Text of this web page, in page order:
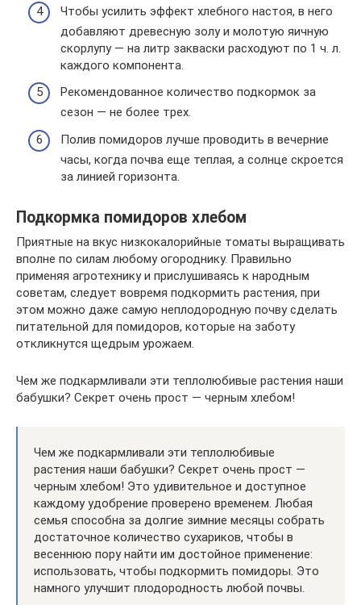
Чтобы усилить эффект хлебного настоя, в него
добавляют древесную золу и молотую яичную
скорлупу — на литр закваски расходуют по 1 ч. л.
каждого компонента.
Рекомендованное количество подкормок за
сезон — не более трех.
Полив помидоров лучше проводить в вечерние
часы, когда почва еще теплая, а солнце скроется
за линией горизонта.
Подкормка помидоров хлебом
Приятные на вкус низкокалорийные томаты выращивать
вполне по силам любому огороднику. Правильно
применяя агротехнику и прислушиваясь к народным
советам, следует вовремя подкормить растения, при
этом можно даже самую неплодородную почву сделать
питательной для помидоров, которые на заботу
откликнутся щедрым урожаем.
Чем же подкармливали эти теплолюбивые растения наши
бабушки? Секрет очень прост — черным хлебом!
Чем же подкармливали эти теплолюбивые
растения наши бабушки? Секрет очень прост —
черным хлебом! Это удивительное и доступное
каждому удобрение проверено временем. Любая
семья способна за долгие зимние месяцы собрать
достаточное количество сухариков, чтобы в
весеннюю пору найти им достойное применение:
использовать, чтобы подкормить помидоры. Это
намного улучшит плодородность любой почвы.